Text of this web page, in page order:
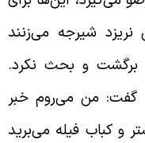
شیرجه می‌زنند
برگشت و بحث نکرد.
گفت: من می‌روم خبر
کباب فیله می‌‌برید